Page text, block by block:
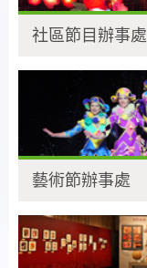
社區節目辦事處
藝術節辦事處